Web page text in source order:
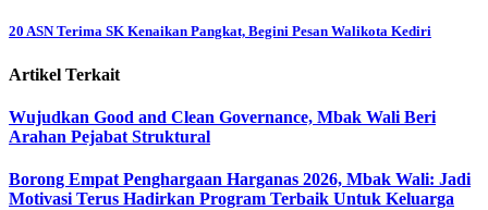
20 ASN Terima SK Kenaikan Pangkat, Begini Pesan Walikota Kediri
Artikel Terkait
Wujudkan Good and Clean Governance, Mbak Wali Beri
Arahan Pejabat Struktural
Borong Empat Penghargaan Harganas 2026, Mbak Wali: Jadi
Motivasi Terus Hadirkan Program Terbaik Untuk Keluarga